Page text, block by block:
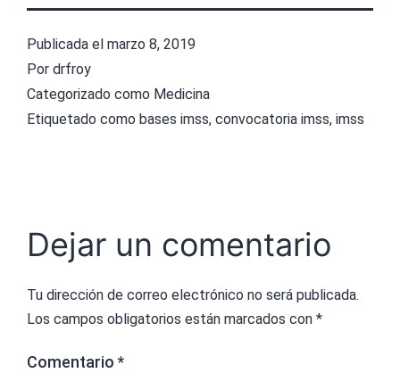
Publicada el marzo 8, 2019
Por drfroy
Categorizado como Medicina
Etiquetado como bases imss, convocatoria imss, imss
Dejar un comentario
Tu dirección de correo electrónico no será publicada.
Los campos obligatorios están marcados con *
Comentario *